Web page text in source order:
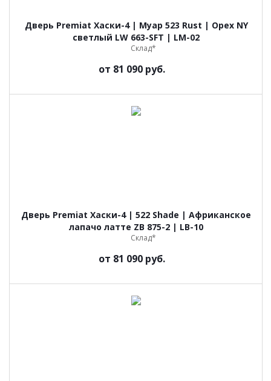
Дверь Premiat Хаски-4 | Муар 523 Rust | Орех NY
светлый LW 663-SFT | LM-02
Склад*
от 81 090 руб.
Дверь Premiat Хаски-4 | 522 Shade | Африканское
лапачо латте ZB 875-2 | LB-10
Склад*
от 81 090 руб.